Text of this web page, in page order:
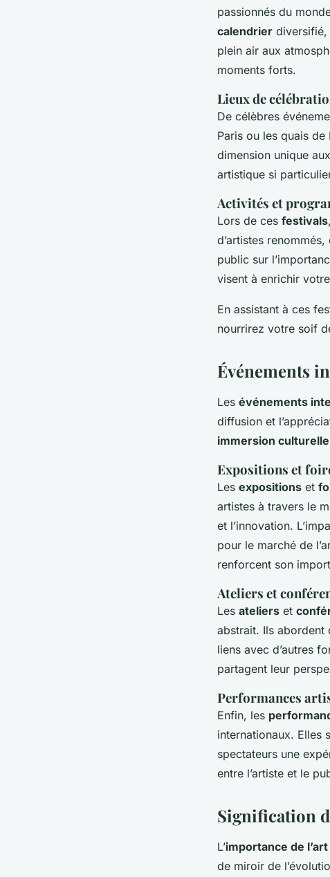
passionnés du
calendrier diversifié,
plein air aux
moments forts.
Lieux de
De célèbres
Paris ou les quais
dimension unique
artistique si
Activités et
Lors de ces festivals
d’artistes
public sur
visent à enrichir
En assistant à ces
nourrirez votre soif
Événements
Les événements
diffusion et
immersion culturelle
Expositions et
Les expositions et
artistes à travers le
et l’innovation.
pour le marché de
renforcent son
Ateliers et
Les ateliers et
abstrait. Ils abordent
liens avec d’autres
partagent leur
Performances
Enfin, les
internationaux. Elles
spectateurs une
entre l’artiste et le
Signification
L’importance de
de miroir de